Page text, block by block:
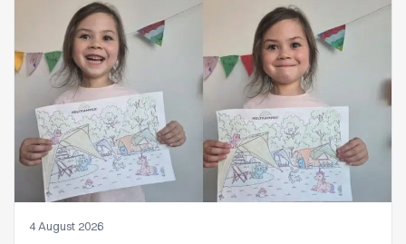
4 August 2026